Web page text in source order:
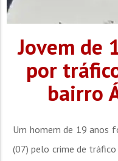
Jovem de
por
bairro
Um homem de 19 anos
(07) pelo crime de